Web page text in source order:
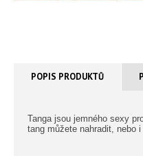
POPIS PRODUKTŮ
Tanga jsou jemného sexy
tang můžete nahradit, nebo